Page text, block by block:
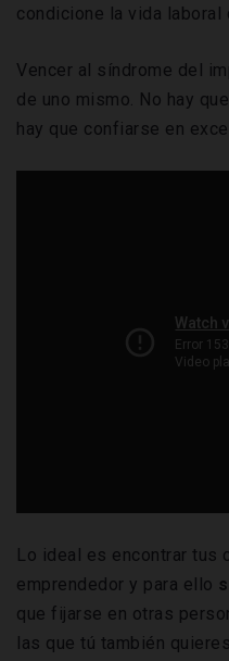
condicione la vida laboral
Vencer al síndrome del
de uno mismo. No hay
hay que confiarse en
Lo ideal es encontrar tus
emprendedor y para ello
que fijarse en otras
las que tú también